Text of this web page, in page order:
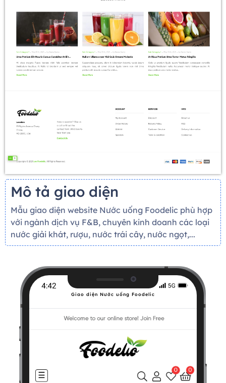
Mô tả giao diện
Mẫu giao diện website Nước uống Foodelic phù hợp
với ngành dịch vụ F&B, chuyên kinh doanh các loại
nước giải khát, rượu, nước trái cây, nước ngọt,...
Giao diện Nước uống Foodelic